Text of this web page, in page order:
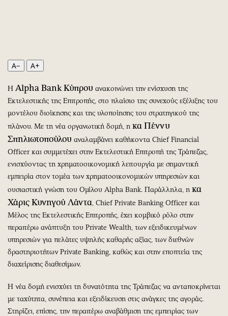
Πολιτισμός
Θέατρο-Χορός
Μουσική
Εικαστικά
Βιβλίο
Χειρόγραφα
Podcasts
Uncut
Προσφορές
Προσωπικότητες στην ''Κ''
Επιστολές
A− A+
Η Alpha Bank Κύπρου ανακοινώνει την ενίσχυση της
Εκτελεστικής της Επιτροπής, στο πλαίσιο της συνεχούς εξέλιξης του
μοντέλου διοίκησης και της υλοποίησης του στρατηγικού της
πλάνου. Με τη νέα οργανωτική δομή, η κα Πέννυ
Σπηλιωτοπούλου αναλαμβάνει καθήκοντα Chief Financial
Officer και συμμετέχει στην Εκτελεστική Επιτροπή της Τράπεζας,
ενισχύοντας τη χρηματοοικονομική λειτουργία με σημαντική
εμπειρία στον τομέα των χρηματοοικονομικών υπηρεσιών και
ουσιαστική γνώση του Ομίλου Alpha Bank. Παράλληλα, η κα
Χάρις Κυνηγού Λάντα, Chief Private Banking Officer και
Μέλος της Εκτελεστικής Επιτροπής, έχει κομβικό ρόλο στην
περαιτέρω ανάπτυξη του Private Wealth, των εξειδικευμένων
υπηρεσιών για πελάτες υψηλής καθαρής αξίας, των διεθνών
δραστηριοτήτων Private Banking, καθώς και στην εποπτεία της
διαχείρισης διαθεσίμων.
Η νέα δομή ενισχύει τη δυνατότητα της Τράπεζας να ανταποκρίνεται
με ταχύτητα, συνέπεια και εξειδίκευση στις ανάγκες της αγοράς.
Στηρίζει, επίσης, την περαιτέρω αναβάθμιση της εμπειρίας των